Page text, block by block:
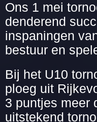
Ons 1 mei
denderend
inspaningen
bestuur en
Bij het U10
ploeg uit
3 puntjes meer
uitstekend